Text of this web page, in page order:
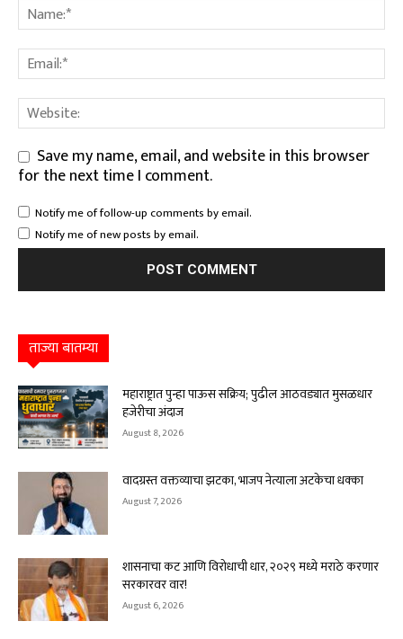
Save my name, email, and website in this browser
for the next time I comment.
Notify me of follow-up comments by email.
Notify me of new posts by email.
ताज्या बातम्या
महाराष्ट्रात पुन्हा पाऊस सक्रिय; पुढील आठवड्यात मुसळधार
हजेरीचा अंदाज
August 8, 2026
वादग्रस्त वक्तव्याचा झटका, भाजप नेत्याला अटकेचा धक्का
August 7, 2026
शासनाचा कट आणि विरोधाची धार, २०२९ मध्ये मराठे करणार
सरकारवर वार!
August 6, 2026